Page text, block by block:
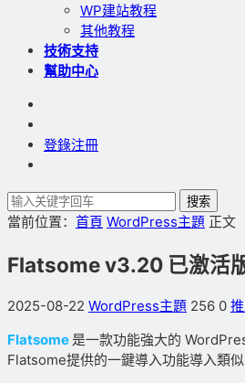
WP建站教程
其他教程
技術支持
幫助中心
登錄注冊
搜索
當前位置： 首頁 WordPress主題 正文
Flatsome v3.20 已激活
2025-08-22 WordPress主題 256 0
Flatsome是一款功能強大的
Flatsome提供的一鍵導入功能導入類